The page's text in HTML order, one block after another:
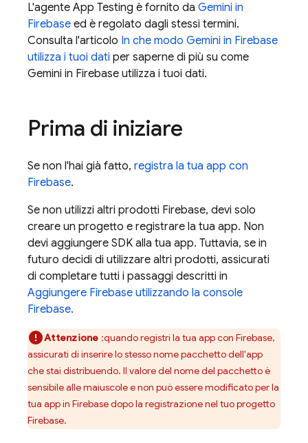
L'agente App Testing è fornito da Gemini in
Firebase ed è regolato dagli stessi termini.
Consulta l'articolo In che modo Gemini in Firebase
utilizza i tuoi dati per saperne di più su come
Gemini in Firebase utilizza i tuoi dati.
Prima di iniziare
Se non l'hai già fatto, registra la tua app con
Firebase.
Se non utilizzi altri prodotti Firebase, devi solo
creare un progetto e registrare la tua app. Non
devi aggiungere SDK alla tua app. Tuttavia, se in
futuro decidi di utilizzare altri prodotti, assicurati
di completare tutti i passaggi descritti in
Aggiungere Firebase utilizzando la console
Firebase.
Attenzione :quando registri la tua app con Firebase,
assicurati di inserire lo stesso nome pacchetto dell'app
che stai distribuendo. Il valore del nome del pacchetto è
sensibile alle maiuscole e non può essere modificato per la
tua app in Firebase dopo la registrazione nel tuo progetto
Firebase.